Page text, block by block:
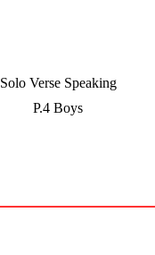
Solo Verse Speaking
P.4 Boys